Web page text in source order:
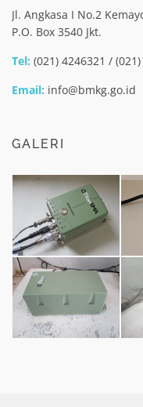
Jl. Angkasa I No.2
P.O. Box 3540 Jkt.
Tel: (021) 4246321 /
Email: info@bmkg.go.id
GALERI